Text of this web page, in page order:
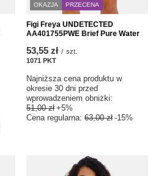
OKAZJA PRZECENA
Figi Freya UNDETECTED
AA401755PWE Brief Pure Water
53,55 zł / szt.
1071 PKT
Najniższa cena produktu w
okresie 30 dni przed
wprowadzeniem obniżki:
51,00 zł +5%
Cena regularna: 63,00 zł -15%